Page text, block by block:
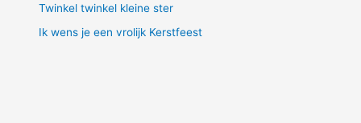
Twinkel twinkel kleine ster
Ik wens je een vrolijk Kerstfeest